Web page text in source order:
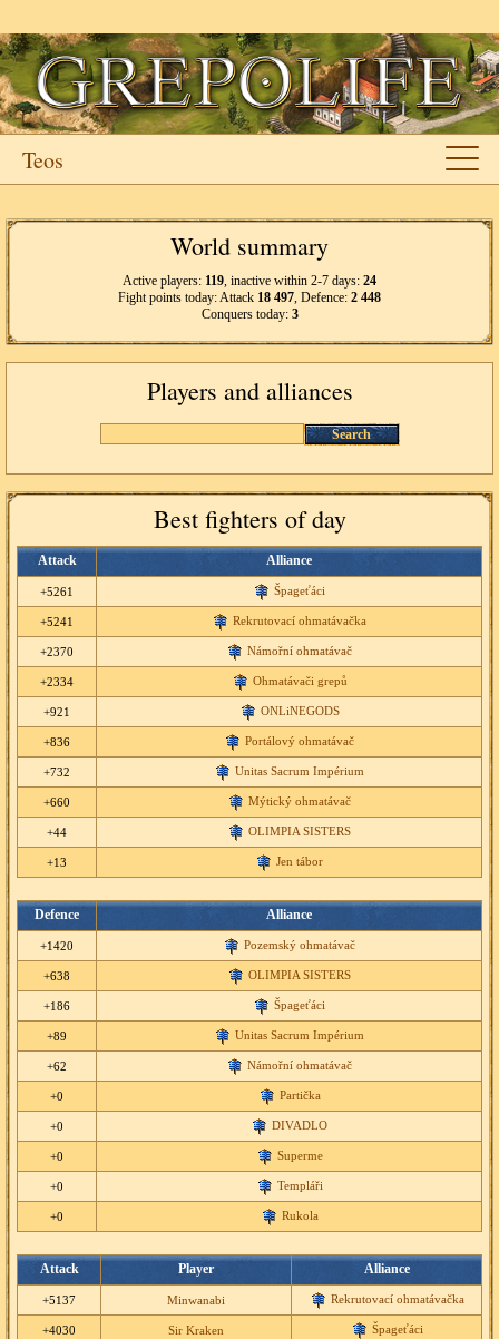
Teos
World summary
Active players: 119, inactive within 2-7 days: 24
Fight points today: Attack 18 497, Defence: 2 448
Conquers today: 3
Players and alliances
Search
Best fighters of day
Attack Alliance
+5261 Špageťáci
+5241 Rekrutovací ohmatávačka
+2370 Námořní ohmatávač
+2334 Ohmatávači grepů
+921 ONLiNEGODS
+836 Portálový ohmatávač
+732 Unitas Sacrum Impérium
+660 Mýtický ohmatávač
+44 OLIMPIA SISTERS
+13 Jen tábor
Defence Alliance
+1420 Pozemský ohmatávač
+638 OLIMPIA SISTERS
+186 Špageťáci
+89 Unitas Sacrum Impérium
+62 Námořní ohmatávač
+0 Partička
+0 DIVADLO
+0 Superme
+0 Templáři
+0 Rukola
Attack Player Alliance
+5137 Minwanabi Rekrutovací ohmatávačka
+4030 Sir Kraken Špageťáci